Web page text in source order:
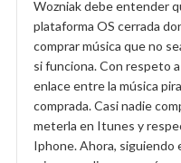
Wozniak debe entender
plataforma OS cerrada
comprar música que no
si funciona. Con respeto
enlace entre la música
comprada. Casi nadie
meterla en Itunes y
Iphone. Ahora, siguiendo